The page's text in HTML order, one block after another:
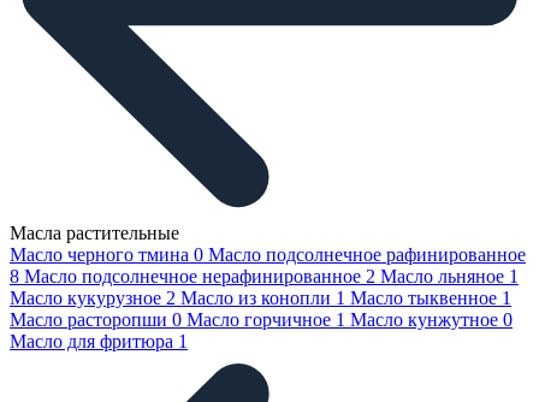
Масла растительные
Масло черного тмина 0 Масло подсолнечное рафинированное
8 Масло подсолнечное нерафинированное 2 Масло льняное 1
Масло кукурузное 2 Масло из конопли 1 Масло тыквенное 1
Масло расторопши 0 Масло горчичное 1 Масло кунжутное 0
Масло для фритюра 1